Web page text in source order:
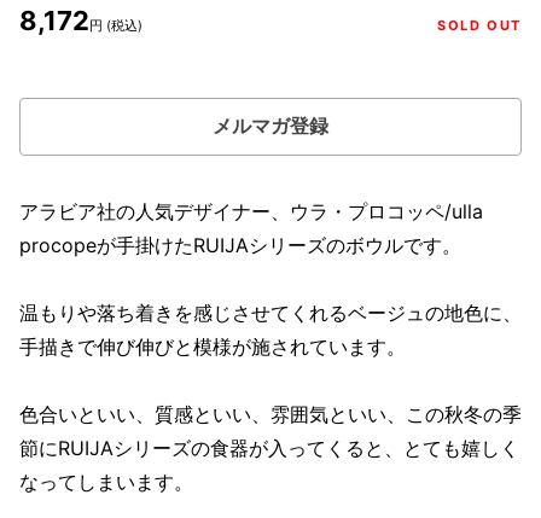
8,172円 (税込) SOLD OUT
メルマガ登録
アラビア社の人気デザイナー、ウラ・プロコッペ/ulla
procopeが手掛けたRUIJAシリーズのボウルです。
温もりや落ち着きを感じさせてくれるベージュの地色に、
手描きで伸び伸びと模様が施されています。
色合いといい、質感といい、雰囲気といい、この秋冬の季
節にRUIJAシリーズの食器が入ってくると、とても嬉しく
なってしまいます。